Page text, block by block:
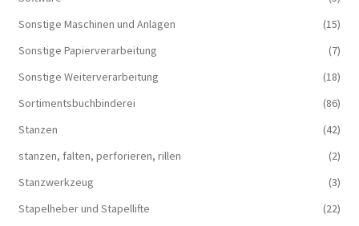
Sonstige Maschinen und Anlagen
(15)
Sonstige Papierverarbeitung
(7)
Sonstige Weiterverarbeitung
(18)
Sortimentsbuchbinderei
(86)
Stanzen
(42)
stanzen, falten, perforieren, rillen
(2)
Stanzwerkzeug
(3)
Stapelheber und Stapellifte
(22)